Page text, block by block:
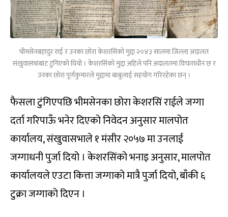
भीमसेनबहादुर राई र उनका छोरा केशरसिंको मुद्दा २०४३ सालमा जिल्ला अदालत
संखुवासभाबाट टुंगिएको थियो । केशरसिंको मुद्दा अहिले पनि अदालतमा विचाराधीन छ र
उनका छोरा पूर्णकुमारले मुद्दामा बाबुलाई सहयोग गरिरहेका छन् ।
फैसला टुंगिएपछि भीमसेनका छोरा केशरसिं राईले जग्गा
दर्ता गरिपाऊँ भनेर दिएको निवेदन अनुसार मालपोत
कार्यालय, संखुवासभाले १ मंसीर २०५७ मा उनलाई
जग्गाधनी पुर्जा दियो । केशरसिंको भनाइ अनुसार, मालपोत
कार्यालयले एउटा कित्ता जग्गाको मात्रै पुर्जा दियो, बाँकी ६
टुक्रा जग्गाको दिएन ।